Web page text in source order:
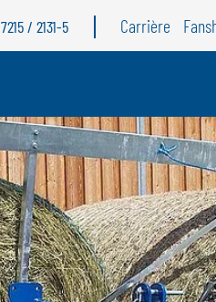
/ 2131-5 Carrière